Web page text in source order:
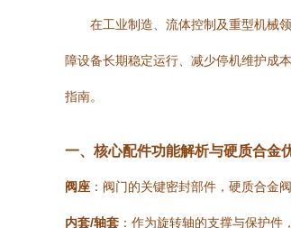
在工业制造、流体控制及重型机械
障设备长期稳定运行、减少停机维护成
指南。
一、核心配件功能解析与硬质合金
阀座 ：阀门的关键密封部件，硬质合金
内套/轴套 ：作为旋转轴的支撑与保护